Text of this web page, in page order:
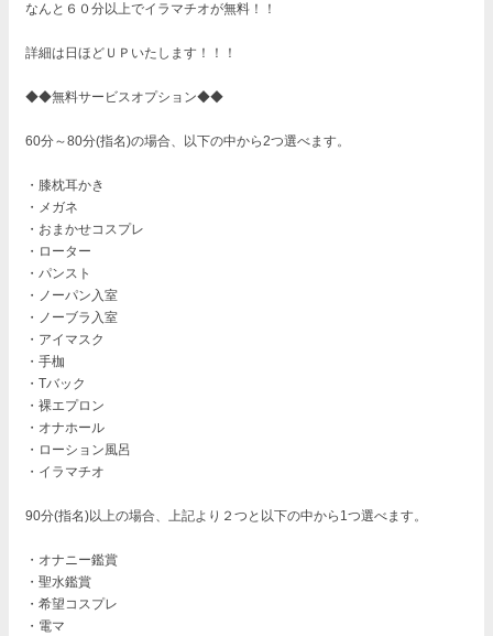
なんと６０分以上でイラマチオが無料！！
詳細は日ほどＵＰいたします！！！
◆◆無料サービスオプション◆◆
60分～80分(指名)の場合、以下の中から2つ選べます。
・膝枕耳かき
・メガネ
・おまかせコスプレ
・ローター
・パンスト
・ノーパン入室
・ノーブラ入室
・アイマスク
・手枷
・Tバック
・裸エプロン
・オナホール
・ローション風呂
・イラマチオ
90分(指名)以上の場合、上記より２つと以下の中から1つ選べます。
・オナニー鑑賞
・聖水鑑賞
・希望コスプレ
・電マ